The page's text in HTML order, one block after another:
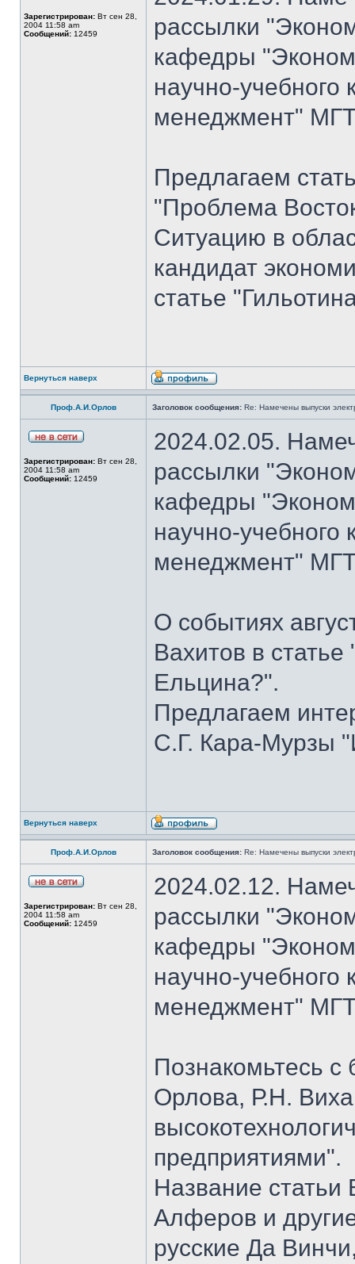
Зарегистрирован: Вт сен 28,
2004 11:58 am
Сообщений: 12459
рассылки
кафедры
научно-
менеджмент"
Предлагаем
"Проблема
Ситуацию в
кандидат
статье
Вернуться наверх
Проф.А.И.Орлов Заголовок сообщения: Re: Намечены выпуски
Зарегистрирован: Вт сен 28,
2004 11:58 am
Сообщений: 12459
2024.02.05.
рассылки
кафедры
научно-
менеджмент"
О событиях
Вахитов в
Ельцина?".
Предлагаем
С.Г. Кара-Мурзы
Вернуться наверх
Проф.А.И.Орлов Заголовок сообщения: Re: Намечены выпуски
Зарегистрирован: Вт сен 28,
2004 11:58 am
Сообщений: 12459
2024.02.12.
рассылки
кафедры
научно-
менеджмент"
Познакомьтесь с
Орлова, Р.Н.
предприятиями".
Название статьи
Алферов и
русские Да